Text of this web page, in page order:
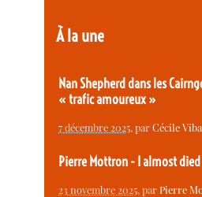
À la une
Nan Shepherd dans les
« trafic amoureux »
7 décembre 2025, parCécile
Pierre Mottron - I almost died
23 novembre 2025, parPierre